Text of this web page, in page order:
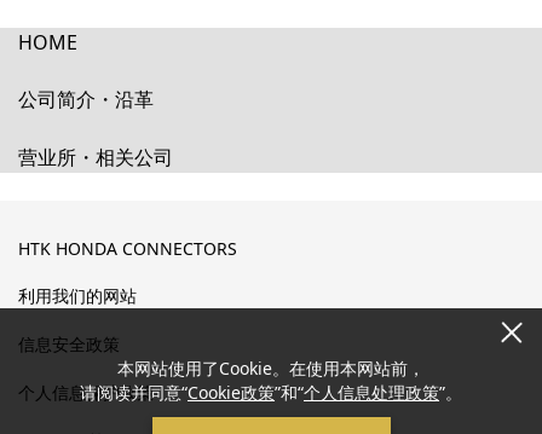
HOME
公司简介・沿革
营业所・相关公司
HTK HONDA CONNECTORS
利用我们的网站
信息安全政策
个人信息保护政策
本网站使用了Cookie。在使用本网站前，
请阅读并同意“Cookie政策”和“个人信息处理政策”。